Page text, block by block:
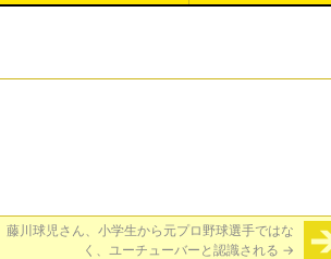
藤川球児さん、小学生から元プロ野球選手ではな
く、ユーチューバーと認識される →